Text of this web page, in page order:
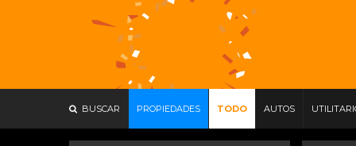
BUSCAR PROPIEDADES TODO AUTOS